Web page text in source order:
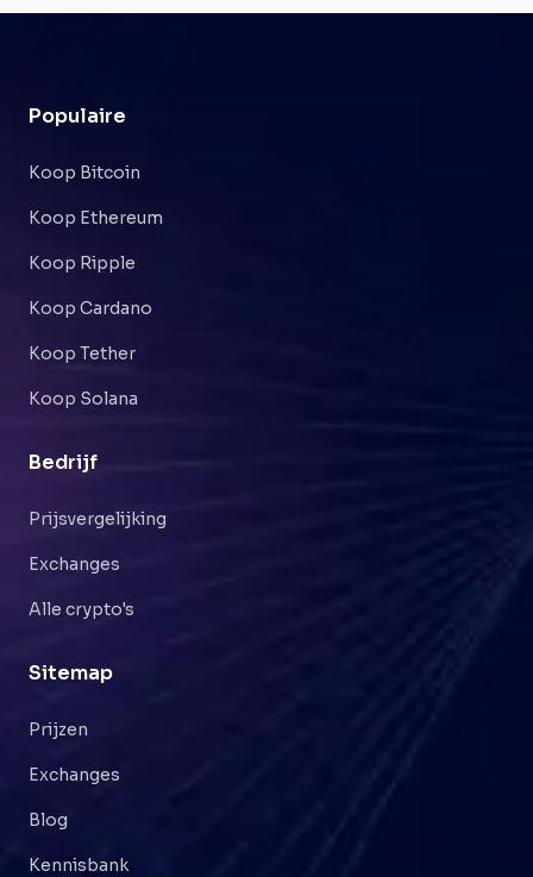
Populaire
Koop Bitcoin
Koop Ethereum
Koop Ripple
Koop Cardano
Koop Tether
Koop Solana
Bedrijf
Prijsvergelijking
Exchanges
Alle crypto's
Sitemap
Prijzen
Exchanges
Blog
Kennisbank